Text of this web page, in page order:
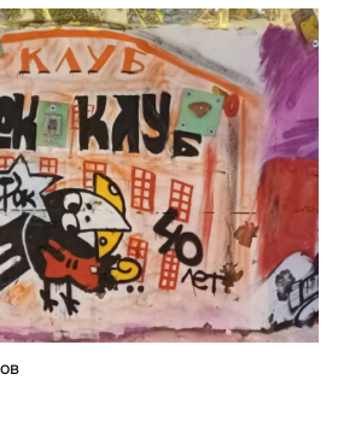
10-00-40.jpg